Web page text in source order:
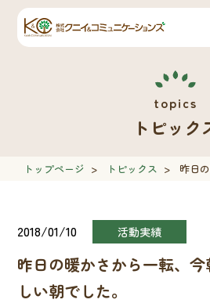
トピック
トップページ > トピックス > 昨日
2018/01/10 活動実績
昨日の暖かさから一転、
しい朝でした。